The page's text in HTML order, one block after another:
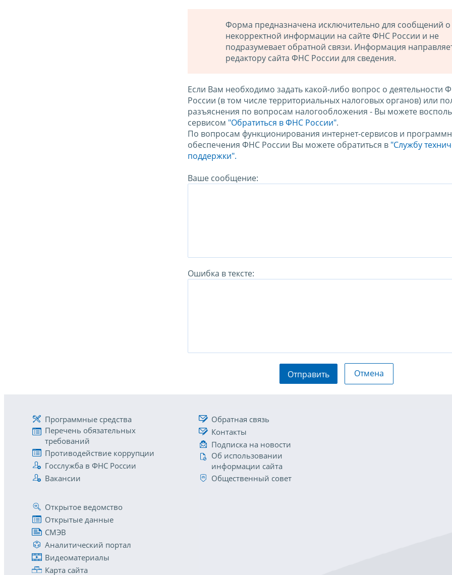
Форма предназначена исключительно для сообщений о
некорректной информации на сайте ФНС России и не
подразумевает обратной связи. Информация
редактору сайта ФНС России для сведения.
Если Вам необходимо задать какой-либо вопрос о деятельности
России (в том числе территориальных налоговых органов) или
разъяснения по вопросам налогообложения - Вы можете
сервисом "Обратиться в ФНС России".
По вопросам функционирования интернет-сервисов и
обеспечения ФНС России Вы можете обратиться в "Службу
поддержки".
Ваше сообщение:
Ошибка в тексте:
Отправить Отмена
Программные средства
Перечень обязательных
требований
Противодействие коррупции
Госслужба в ФНС России
Вакансии
Обратная связь
Контакты
Подписка на новости
Об использовании
информации сайта
Общественный совет
Открытое ведомство
Открытые данные
СМЭВ
Аналитический портал
Видеоматериалы
Карта сайта